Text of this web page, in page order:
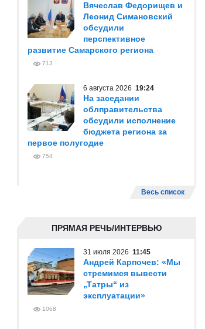
Вячеслав Федорищев и
Леонид Симановский
обсудили
перспективное
развитие Самарского региона
713
6 августа 2026 19:24
На заседании
облправительства
обсудили исполнение
бюджета региона за
первое полугодие
754
Весь список
ПРЯМАЯ РЕЧЬ/ИНТЕРВЬЮ
31 июля 2026 11:45
Андрей Карпочев: «Мы
стремимся вывести
„Татры“ из
эксплуатации»
1068